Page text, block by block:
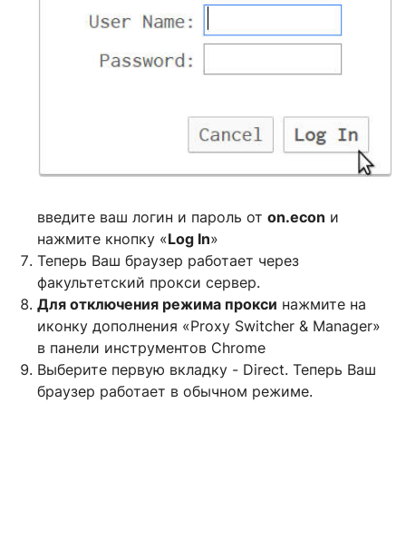
введите ваш логин и пароль от on.econ и
нажмите кнопку «Log In»
Теперь Ваш браузер работает через
факультетский прокси сервер.
Для отключения режима прокси нажмите на
иконку дополнения «Proxy Switcher & Manager»
в панели инструментов Chrome
Выберите первую вкладку - Direct. Теперь Ваш
браузер работает в обычном режиме.